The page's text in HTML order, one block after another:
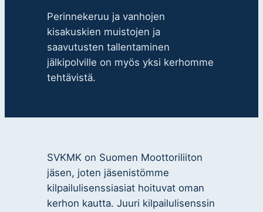
Perinnekeruu ja vanhojen
kisakuskien muistojen ja
saavutusten tallentaminen
jälkipolville on myös yksi kerhomme
tehtävistä.
SVKMK on Suomen Moottoriliiton
jäsen, joten jäsenistömme
kilpailulisenssiasiat hoituvat oman
kerhon kautta. Juuri kilpailulisenssin